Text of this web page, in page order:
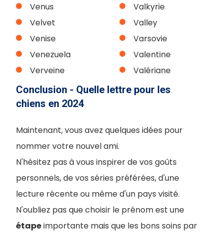
Venus
Velvet
Venise
Venezuela
Verveine
Valkyrie
Valley
Varsovie
Valentine
Valériane
Conclusion - Quelle lettre pour les
chiens en 2024
Maintenant, vous avez quelques idées pour
nommer votre nouvel ami.
N'hésitez pas à vous inspirer de vos goûts
personnels, de vos séries préférées, d'une
lecture récente ou même d'un pays visité.
N'oubliez pas que choisir le prénom est une
étapeimportante mais que les bons soins par